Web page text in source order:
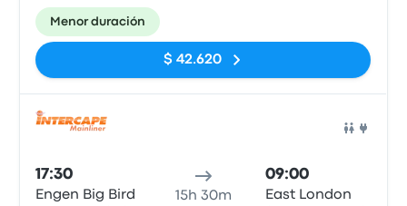
Menor duración
$ 42.620
17:30
Engen Big Bird
15h 30m
09:00
East London